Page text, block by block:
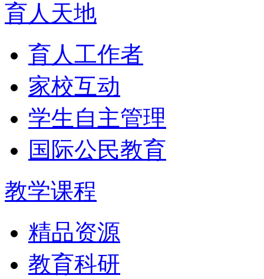
育人天地
育人工作者
家校互动
学生自主管理
国际公民教育
教学课程
精品资源
教育科研